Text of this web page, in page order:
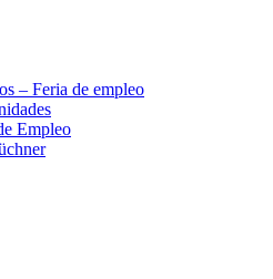
– Feria de empleo
Empleo